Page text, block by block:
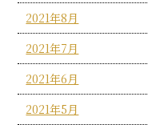
2021年8月
2021年7月
2021年6月
2021年5月